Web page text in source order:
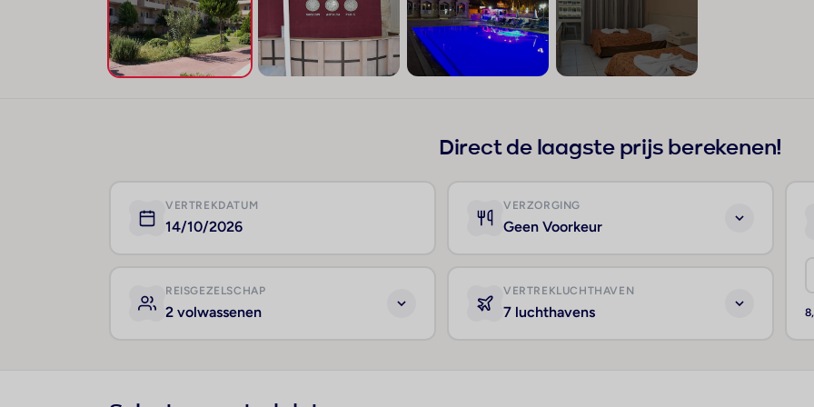
Direct de laagste prijs berekenen!
VERTREKDATUM
14/10/2026
VERZORGING
Geen Voorkeur
REISGEZELSCHAP
2 volwassenen
VERTREKLUCHTHAVEN
7 luchthavens